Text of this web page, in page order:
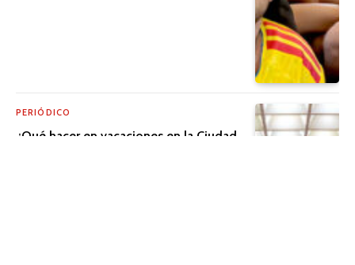
PERIÓDICO
¿Qué hacer en vacaciones en la Ciudad